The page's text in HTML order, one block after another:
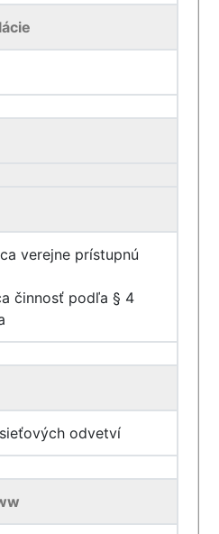
verejne prístupnú
činnosť podľa § 4
odvetví